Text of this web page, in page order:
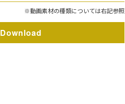
※動画素材の種類については右記参照
Download